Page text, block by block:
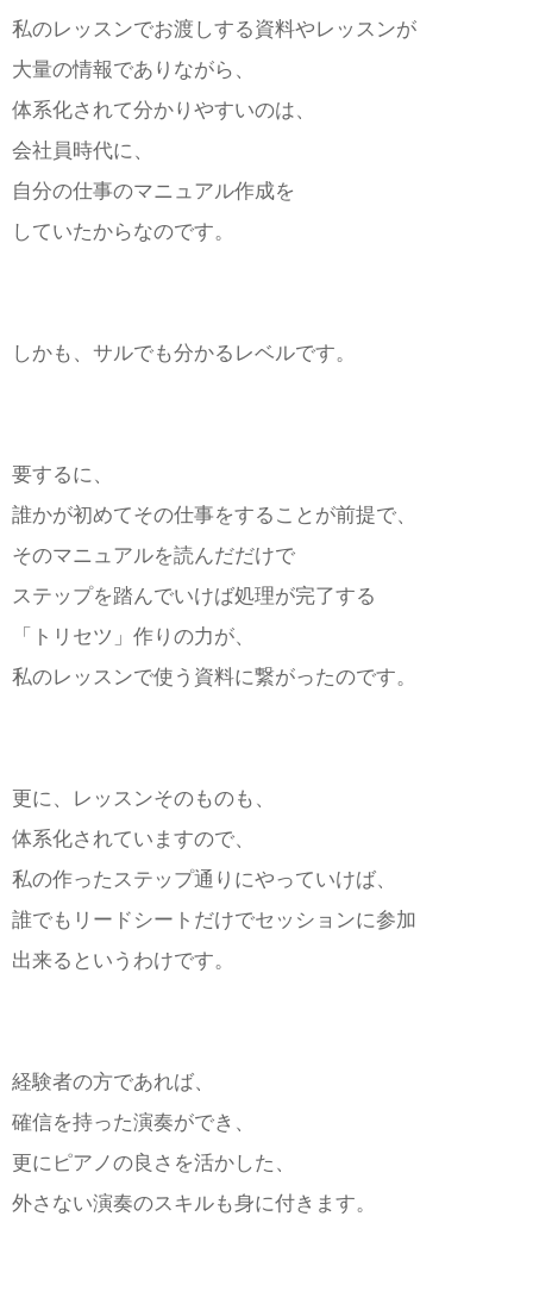
私のレッスンでお渡しする資料やレッスンが
大量の情報でありながら、
体系化されて分かりやすいのは、
会社員時代に、
自分の仕事のマニュアル作成を
していたからなのです。
しかも、サルでも分かるレベルです。
要するに、
誰かが初めてその仕事をすることが前提で、
そのマニュアルを読んだだけで
ステップを踏んでいけば処理が完了する
「トリセツ」作りの力が、
私のレッスンで使う資料に繋がったのです。
更に、レッスンそのものも、
体系化されていますので、
私の作ったステップ通りにやっていけば、
誰でもリードシートだけでセッションに参加
出来るというわけです。
経験者の方であれば、
確信を持った演奏ができ、
更にピアノの良さを活かした、
外さない演奏のスキルも身に付きます。